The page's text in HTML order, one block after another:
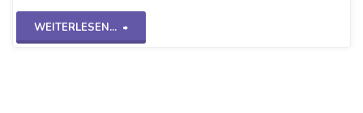
WEITERLESEN...
"GPO-